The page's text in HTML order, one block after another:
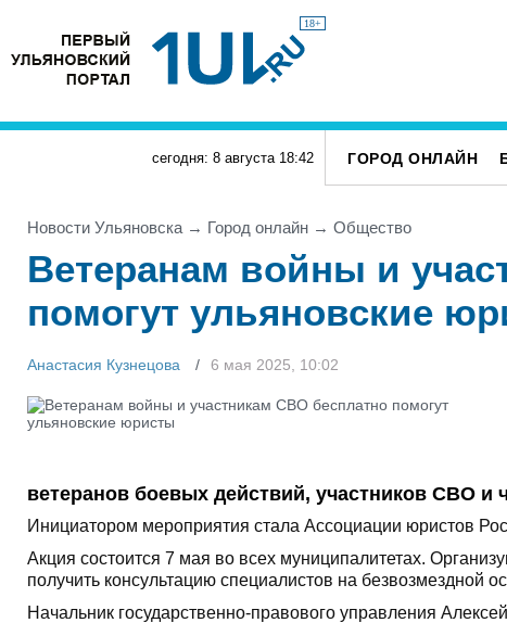
18+
сегодня: 8 августа 18:42 ГОРОД ОНЛАЙН
Новости Ульяновска → Город онлайн → Общество
Ветеранам войны и
помогут ульяновские
Анастасия Кузнецова 6 мая 2025, 10:02
ветеранов боевых действий, участников СВО и
Инициатором мероприятия стала Ассоциации юристов
Акция состоится 7 мая во всех муниципалитетах.
получить консультацию специалистов на безвозмездной
Начальник государственно-правового управления